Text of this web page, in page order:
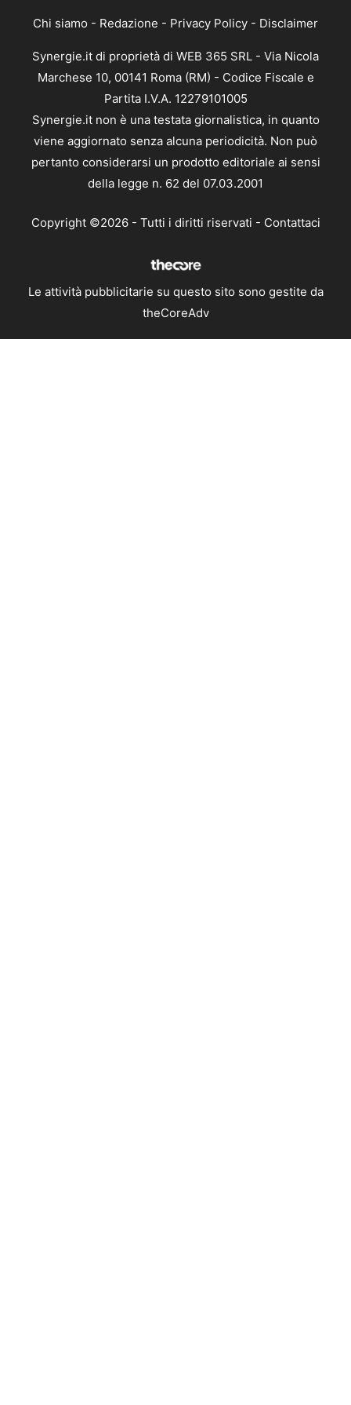
Chi siamo - Redazione - Privacy Policy - Disclaimer
Synergie.it di proprietà di WEB 365 SRL - Via Nicola
Marchese 10, 00141 Roma (RM) - Codice Fiscale e
Partita I.V.A. 12279101005
Synergie.it non è una testata giornalistica, in quanto
viene aggiornato senza alcuna periodicità. Non può
pertanto considerarsi un prodotto editoriale ai sensi
della legge n. 62 del 07.03.2001
Copyright ©2026 - Tutti i diritti riservati - Contattaci
Le attività pubblicitarie su questo sito sono gestite da
theCoreAdv